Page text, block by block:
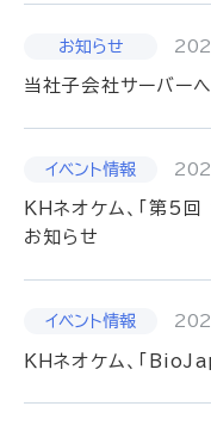
当社子会社サーバー
ＫＨネオケム、「第5
お知らせ
ＫＨネオケム、「